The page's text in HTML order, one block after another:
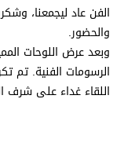
الفن عاد ليجمعنا،
والحضور.
وبعد عرض اللوحات
الرسومات الفنية. تم
اللقاء غداء على شرف